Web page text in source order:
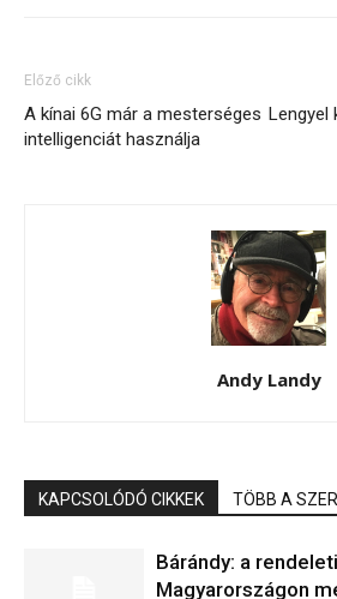
Előző cikk
A kínai 6G már a mesterséges
intelligenciát használja
Lengyel
Andy Landy
KAPCSOLÓDÓ CIKKEK TÖBB A
Bárándy: a
Magyarországon